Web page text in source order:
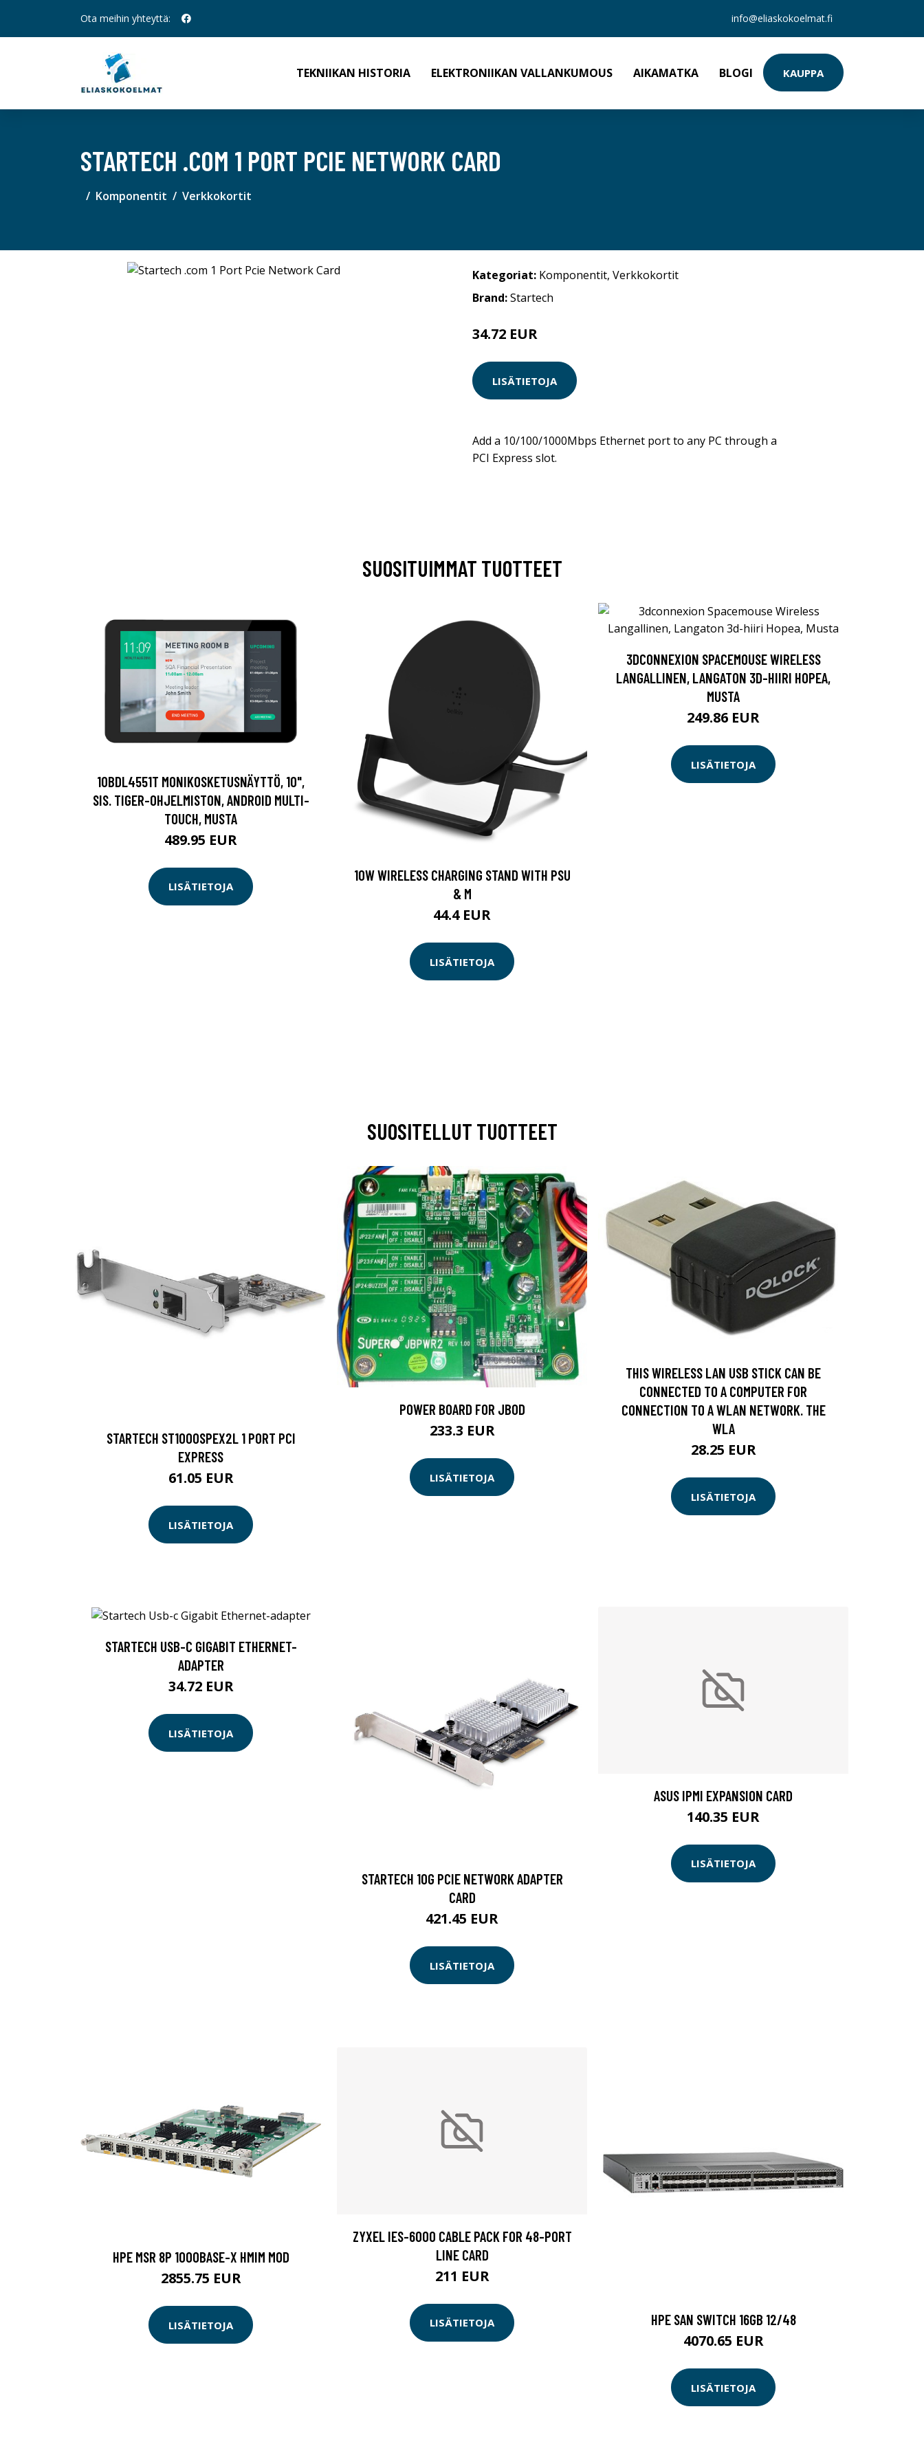
Ota meihin yhteyttä: info@eliaskokoelmat.fi
TEKNIIKAN HISTORIA ELEKTRONIIKAN VALLANKUMOUS AIKAMATKA BLOGI KAUPPA
STARTECH .COM 1 PORT PCIE NETWORK CARD
Komponentit Verkkokortit
Kategoriat: Komponentit, Verkkokortit
Brand:Startech
34.72 EUR
LISÄTIETOJA
Add a 10/100/1000Mbps Ethernet port to any PC through a
PCI Express slot.
SUOSITUIMMAT TUOTTEET
10BDL4551T MONIKOSKETUSNÄYTTÖ, 10",
SIS. TIGER-OHJELMISTON, ANDROID MULTI-
TOUCH, MUSTA
489.95 EUR
LISÄTIETOJA
10W WIRELESS CHARGING STAND WITH PSU
& M
44.4 EUR
LISÄTIETOJA
3DCONNEXION SPACEMOUSE WIRELESS
LANGALLINEN, LANGATON 3D-HIIRI HOPEA,
MUSTA
249.86 EUR
LISÄTIETOJA
SUOSITELLUT TUOTTEET
STARTECH ST1000SPEX2L 1 PORT PCI
EXPRESS
61.05 EUR
LISÄTIETOJA
POWER BOARD FOR JBOD
233.3 EUR
LISÄTIETOJA
THIS WIRELESS LAN USB STICK CAN BE
CONNECTED TO A COMPUTER FOR
CONNECTION TO A WLAN NETWORK. THE
WLA
28.25 EUR
LISÄTIETOJA
STARTECH USB-C GIGABIT ETHERNET-
ADAPTER
34.72 EUR
LISÄTIETOJA
STARTECH 10G PCIE NETWORK ADAPTER
CARD
421.45 EUR
LISÄTIETOJA
ASUS IPMI EXPANSION CARD
140.35 EUR
LISÄTIETOJA
HPE MSR 8P 1000BASE-X HMIM MOD
2855.75 EUR
LISÄTIETOJA
ZYXEL IES-6000 CABLE PACK FOR 48-PORT
LINE CARD
211 EUR
LISÄTIETOJA HPE SAN SWITCH 16GB 12/48
4070.65 EUR
LISÄTIETOJA